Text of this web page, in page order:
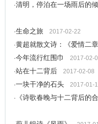
·清明，停泊在一场雨后的
·生命之旅
2017-02-22
·黄超就散文诗：《爱情二章
·今年流行红围巾
2017-02-
·站在十二背后
2017-02-08
·一块干净的石头
2017-01-
·
《诗歌春晚与十二背后的